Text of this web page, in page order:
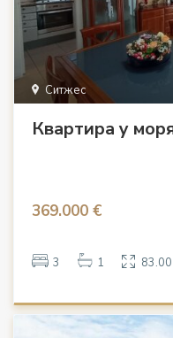
Ситжес
Квартира у
369.000 €
3 1 83.00